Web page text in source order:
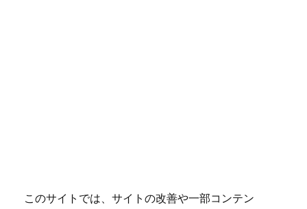
このサイトでは、サイトの改善や一部コンテン